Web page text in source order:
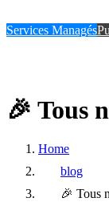
Services Managés
🎉 Tous
Home
blog
🎉 Tous